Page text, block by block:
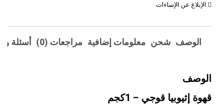
الإبلاغ عن الإساءات
الوصف شحن معلومات إضافية مراجعات (0) أسئلة
الوصف
قهوة إثيوبيا قوجي – 1كجم